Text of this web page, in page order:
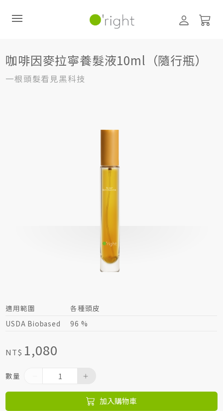
頭皮護理 (養髮液、噴霧)
咖啡因麥拉寧養髮液10ml（隨行瓶）
咖啡因麥拉寧養髮液10ml（隨行瓶）
一根頭髮看見黑科技
適用範圍
各種頭皮
USDA Biobased
96 %
NT$ 1,080
數量
加入購物車